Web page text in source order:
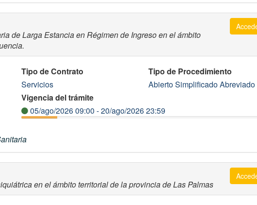
de Larga Estancia en Régimen de Ingreso en el ámbito
Tipo de Contrato
Servicios
Tipo de Procedimiento
Abierto Simplificado Abreviado
Vigencia del trámite
05/ago/2026 09:00 - 20/ago/2026 23:59
en el ámbito territorial de la provincia de Las Palmas